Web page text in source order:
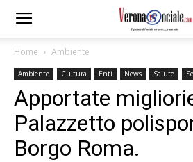
Home Ambiente
Ambiente Cultura Enti News Salute
Apportate
Palazzetto
Borgo Roma.